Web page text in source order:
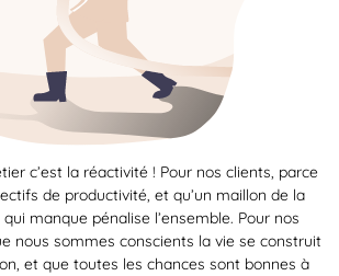
c’est la réactivité ! Pour nos clients, parce
de productivité, et qu’un maillon de la
manque pénalise l’ensemble. Pour nos
nous sommes conscients la vie se construit
et que toutes les chances sont bonnes à